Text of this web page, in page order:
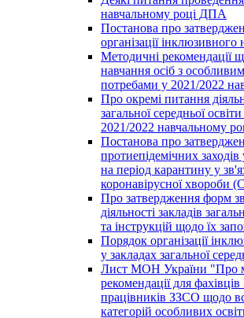
навчальному році ДПА
Постанова про
організації інклюзивного
Методичні рекомендації
навчання осіб з
потребами у 2021/2022
Про окремі питання
загальної середньої
2021/2022 навчальному
Постанова про
протиепідемічних заходів
на період карантину у
коронавірусної хвороби
Про затвердження форм
діяльності закладів
та інструкцій щодо їх
Порядок організації
у закладах загальної
Лист МОН України "Про
рекомендації для
працівників ЗЗСО щодо
категорій особливих